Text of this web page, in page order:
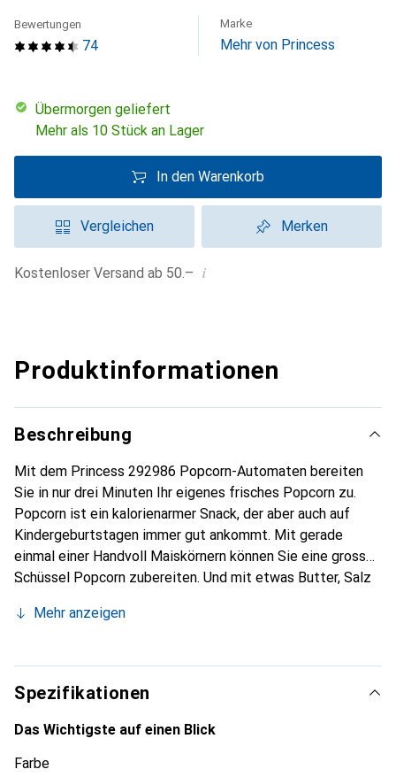
74
Bewertungen Marke
Mehr von Princess
übermorgen geliefert
Mehr als 10 Stück an Lager
In den Warenkorb
Vergleichen Merken
Kostenloser Versand ab 50.– i
Produktinformationen
Beschreibung
Mit dem Princess 292986 Popcorn-Automaten bereiten
Sie in nur drei Minuten Ihr eigenes frisches Popcorn zu.
Popcorn ist ein kalorienarmer Snack, der aber auch auf
Kindergeburtstagen immer gut ankommt. Mit gerade
einmal einer Handvoll Maiskörnern können Sie eine grosse
Schüssel Popcorn zubereiten. Und mit etwas Butter, Salz
Geschmackserlebnis.
Mehr anzeigen
Spezifikationen
Das Wichtigste auf einen Blick
Farbe